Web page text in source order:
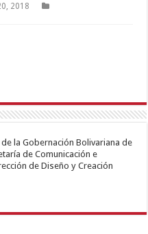
2018
la Gobernación Bolivariana de
de Comunicación e
de Diseño y Creación